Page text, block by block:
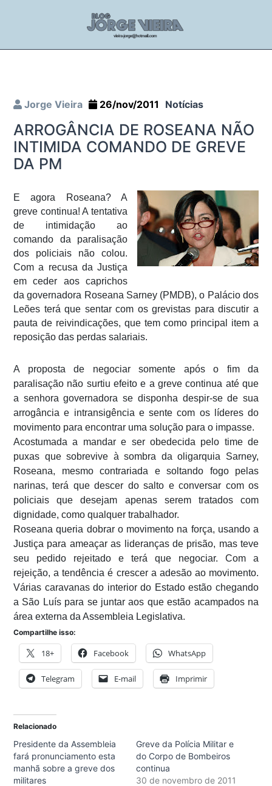
Jorge Vieira 26/nov/2011 Notícias
ARROGÂNCIA DE ROSEANA NÃO
INTIMIDA COMANDO DE GREVE
DA PM
E agora Roseana? A
greve continua! A tentativa
de intimidação ao
comando da paralisação
dos policiais não colou.
Com a recusa da Justiça
em ceder aos caprichos
da governadora Roseana Sarney (PMDB), o Palácio dos
Leões terá que sentar com os grevistas para discutir a
pauta de reivindicações, que tem como principal item a
reposição das perdas salariais.
A proposta de negociar somente após o fim da
paralisação não surtiu efeito e a greve continua até que
a senhora governadora se disponha despir-se de sua
arrogância e intransigência e sente com os líderes do
movimento para encontrar uma solução para o impasse.
Acostumada a mandar e ser obedecida pelo time de
puxas que sobrevive à sombra da oligarquia Sarney,
Roseana, mesmo contrariada e soltando fogo pelas
narinas, terá que descer do salto e conversar com os
policiais que desejam apenas serem tratados com
dignidade, como qualquer trabalhador.
Roseana queria dobrar o movimento na força, usando a
Justiça para ameaçar as lideranças de prisão, mas teve
seu pedido rejeitado e terá que negociar. Com a
rejeição, a tendência é crescer a adesão ao movimento.
Várias caravanas do interior do Estado estão chegando
a São Luís para se juntar aos que estão acampados na
área externa da Assembleia Legislativa.
Compartilhe isso:
18+ Facebook WhatsApp
Telegram E-mail Imprimir
Relacionado
Presidente da Assembleia
fará pronunciamento esta
manhã sobre a greve dos
militares
Greve da Polícia Militar e
do Corpo de Bombeiros
continua
30 de novembro de 2011